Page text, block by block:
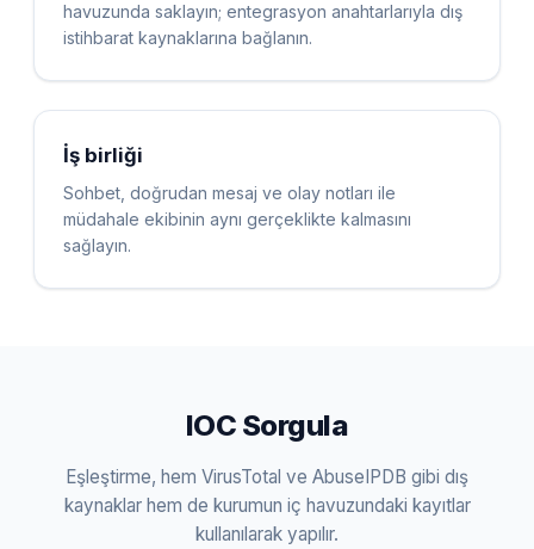
havuzunda saklayın; entegrasyon anahtarlarıyla dış
istihbarat kaynaklarına bağlanın.
İş birliği
Sohbet, doğrudan mesaj ve olay notları ile
müdahale ekibinin aynı gerçeklikte kalmasını
sağlayın.
IOC Sorgula
Eşleştirme, hem VirusTotal ve AbuseIPDB gibi dış
kaynaklar hem de kurumun iç havuzundaki kayıtlar
kullanılarak yapılır.